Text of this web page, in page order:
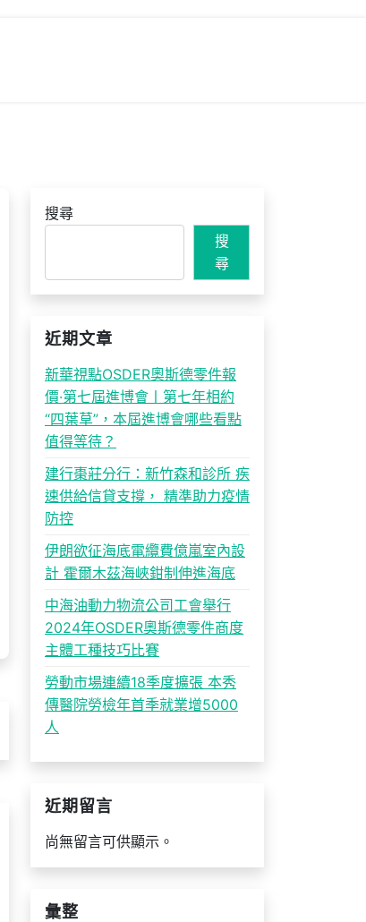
搜尋
搜
尋
近期文章
新華視點OSDER奧斯德零件報
價·第七屆進博會丨第七年相約
“四葉草”，本屆進博會哪些看點
值得等待？
建行棗莊分行：新竹森和診所 疾
速供給信貸支撐， 精準助力疫情
防控
伊朗欲征海底電纜費億嵐室內設
計 霍爾木茲海峽鉗制伸進海底
中海油動力物流公司工會舉行
2024年OSDER奧斯德零件商度
主體工種技巧比賽
勞動市場連續18季度擴張 本秀
傳醫院勞檢年首季就業增5000
人
近期留言
尚無留言可供顯示。
彙整